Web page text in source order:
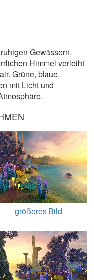
Gewässern,
Himmel verleiht
Grüne, blaue,
mit Licht und
größeres Bild